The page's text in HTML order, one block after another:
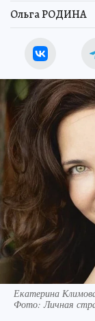
Ольга РОДИНА
Екатерина
Фото:Личная